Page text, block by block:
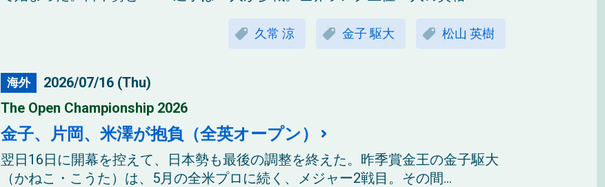
久常 涼 金子 駆大 松山 英樹
海外
2026/07/16 (Thu)
The Open Championship 2026
金子、片岡、米澤が抱負（全英オープン）
翌日16日に開幕を控えて、日本勢も最後の調整を終えた。昨季賞金王の金子駆大
（かねこ・こうた）は、5月の全米プロに続く、メジャー2戦目。その間...